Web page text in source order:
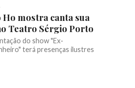
Ho mostra canta sua
Teatro Sérgio Porto
do show "Ex-
terá presenças ilustres